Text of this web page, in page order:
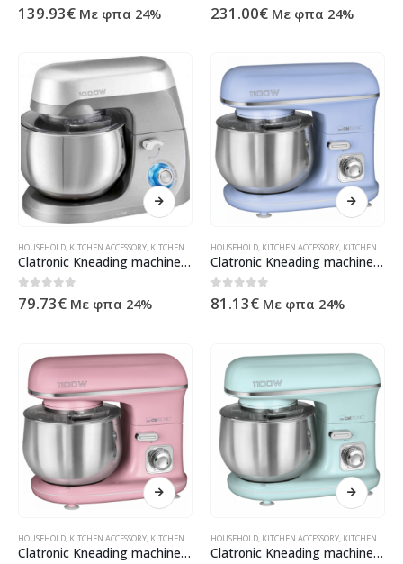
0 out of 5
139.93€ Με φπα 24% 0out of 5
231.00€ Με φπα 24%
HOUSEHOLD, KITCHEN ACCESSORY, KITCHEN MACHINE ,ΠΡΟΪΌΝΤΑ ΠΛΗΡΟΦΟΡΙΚΉΣ - ΚΙΝΗΤΉΣ
Clatronic Kneading machine 1000W KM 3709 titan
0out of 5
79.73€ Με φπα 24%
HOUSEHOLD, KITCHEN ACCESSORY, KITCHEN MACHINE
Clatronic Kneading machine 1100W 5L KM 3711 blue
0out of 5
81.13€ Με φπα 24%
HOUSEHOLD, KITCHEN ACCESSORY, KITCHEN MACHINE ,ΠΡΟΪΌΝΤΑ ΠΛΗΡΟΦΟΡΙΚΉΣ - ΚΙΝΗΤΉΣ
Clatronic Kneading machine 1100W 5L KM 3711 pink
HOUSEHOLD, KITCHEN ACCESSORY, KITCHEN MACHINE
Clatronic Kneading machine 1100W 5L KM 3711 mint-green